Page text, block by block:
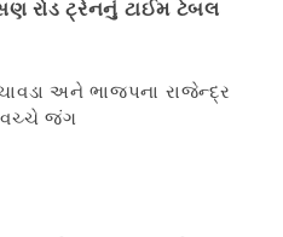
રોડ ટ્રેનનું ટાઈમ ટેબલ